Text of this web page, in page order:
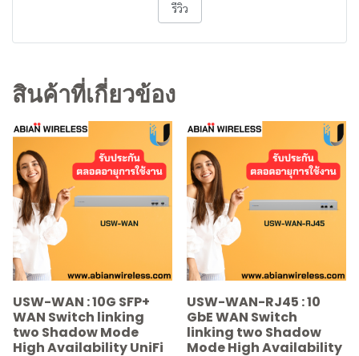
รีวิว
สินค้าที่เกี่ยวข้อง
USW-WAN : 10G SFP+
WAN Switch linking
two Shadow Mode
High Availability UniFi
USW-WAN-RJ45 : 10
GbE WAN Switch
linking two Shadow
Mode High Availability